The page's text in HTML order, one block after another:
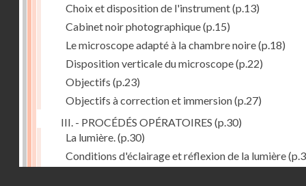
Choix et disposition de l'instrument(p.13)
Cabinet noir photographique(p.15)
Le microscope adapté à la chambre noire(p.18)
Disposition verticale du microscope(p.22)
Objectifs (p.23)
Objectifs à correction et immersion(p.27)
III. - PROCÉDÉS OPÉRATOIRES (p.30)
La lumière. (p.30)
Conditions d'éclairage et réflexion de la lumière